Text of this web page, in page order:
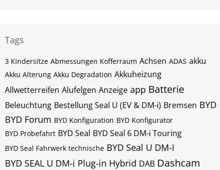
Tags
3 Kindersitze Abmessungen Kofferraum Achsen ADAS akku
Akku Alterung Akku Degradation Akkuheizung
Allwetterreifen Alufelgen Anzeige app Batterie
Beleuchtung Bestellung Seal U (EV & DM-i) Bremsen BYD
BYD Forum BYD Konfiguration BYD Konfigurator
BYD Probefahrt BYD Seal BYD Seal 6 DM-i Touring
BYD Seal Fahrwerk technische BYD Seal U DM-I
BYD SEAL U DM-i Plug-in Hybrid DAB Dashcam